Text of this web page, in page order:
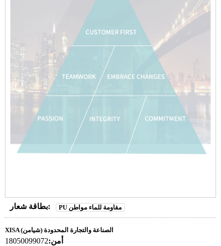
بطاقة شعار: PU مقاومة للماء مواطن
XISA (شيامن) الصناعة والتجارة المحدودة
أمن:18050099072